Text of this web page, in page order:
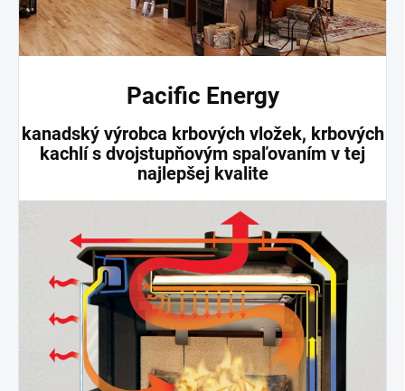
Pacific Energy
kanadský výrobca krbových vložek, krbových
kachlí s dvojstupňovým spaľovaním v tej
najlepšej kvalite